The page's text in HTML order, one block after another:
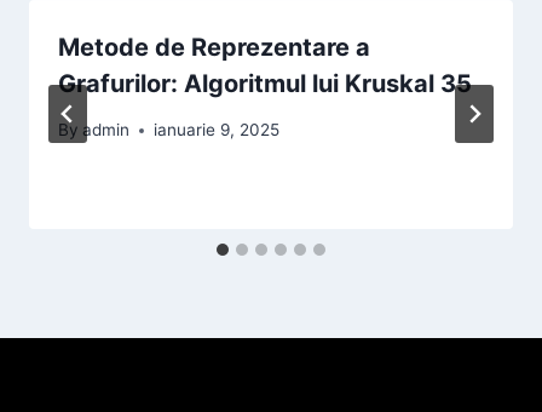
Metode de Reprezentare a
Grafurilor: Algoritmul lui Kruskal 35
By admin ianuarie 9, 2025